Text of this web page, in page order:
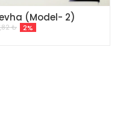
(Model- 2)
₺ 2%